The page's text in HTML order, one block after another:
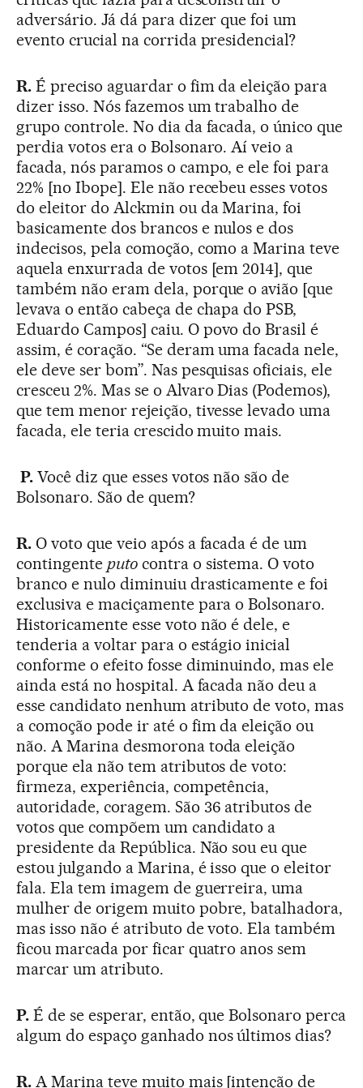
adversário. Já dá para dizer que foi um
evento crucial na corrida presidencial?
R.É preciso aguardar o fim da eleição para
dizer isso. Nós fazemos um trabalho de
grupo controle. No dia da facada, o único que
perdia votos era o Bolsonaro. Aí veio a
facada, nós paramos o campo, e ele foi para
22% [no Ibope]. Ele não recebeu esses votos
do eleitor do Alckmin ou da Marina, foi
basicamente dos brancos e nulos e dos
indecisos, pela comoção, como a Marina teve
aquela enxurrada de votos [em 2014], que
também não eram dela, porque o avião [que
levava o então cabeça de chapa do PSB,
Eduardo Campos] caiu. O povo do Brasil é
assim, é coração. “Se deram uma facada nele,
ele deve ser bom”. Nas pesquisas oficiais, ele
cresceu 2%. Mas se o Alvaro Dias (Podemos),
que tem menor rejeição, tivesse levado uma
facada, ele teria crescido muito mais.
P.Você diz que esses votos não são de
Bolsonaro. São de quem?
R.O voto que veio após a facada é de um
contingente putocontra o sistema. O voto
branco e nulo diminuiu drasticamente e foi
exclusiva e maciçamente para o Bolsonaro.
Historicamente esse voto não é dele, e
tenderia a voltar para o estágio inicial
conforme o efeito fosse diminuindo, mas ele
ainda está no hospital. A facada não deu a
esse candidato nenhum atributo de voto, mas
a comoção pode ir até o fim da eleição ou
não. A Marina desmorona toda eleição
porque ela não tem atributos de voto:
firmeza, experiência, competência,
autoridade, coragem. São 36 atributos de
votos que compõem um candidato a
presidente da República. Não sou eu que
estou julgando a Marina, é isso que o eleitor
fala. Ela tem imagem de guerreira, uma
mulher de origem muito pobre, batalhadora,
mas isso não é atributo de voto. Ela também
ficou marcada por ficar quatro anos sem
marcar um atributo.
P. É de se esperar, então, que Bolsonaro perca
algum do espaço ganhado nos últimos dias?
R.A Marina teve muito mais [intenção de